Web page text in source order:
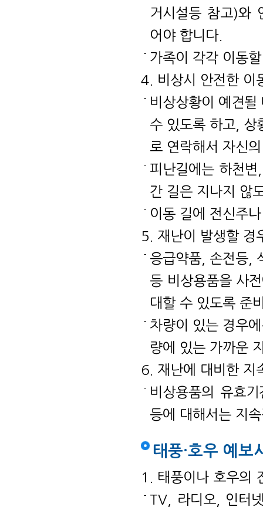
거시설등 참고)와
어야 합니다.
가족이 각각 이동
4. 비상시 안전한 이
비상상황이 예견
수 있도록 하고, 상
로 연락해서 자신
피난길에는 하천
간 길은 지나지 않
이동 길에 전신주
5. 재난이 발생할 경
응급약품, 손전등,
등 비상용품을 사
대할 수 있도록 준
차량이 있는 경우
량에 있는 가까운
6. 재난에 대비한 지
비상용품의 유효
등에 대해서는 지
태풍·호우 예보
1. 태풍이나 호우의
TV, 라디오, 인터